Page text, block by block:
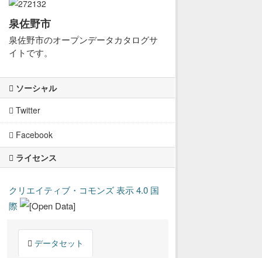
泉佐野市
泉佐野市のオープンデータカタログサ
イトです。
ソーシャル
Twitter
Facebook
ライセンス
クリエイティブ・コモンズ 表示 4.0 国
際
データセット